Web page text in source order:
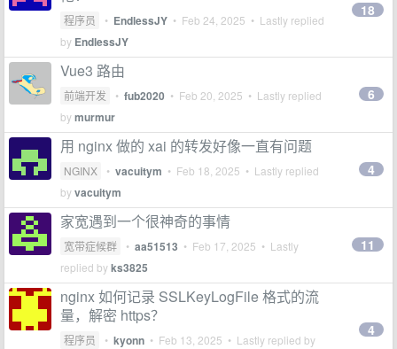
程序员 • EndlessJY • Feb 24, 2025 • Lastly replied
by EndlessJY
18
Vue3 路由
前端开发 • fub2020 • Feb 20, 2025 • Lastly replied
bymurmur
6
用 nginx 做的 xai 的转发好像一直有问题
NGINX • vacuitym • Feb 18, 2025 • Lastly replied
byvacuitym
4
家宽遇到一个很神奇的事情
宽带症候群 • aa51513 • Feb 17, 2025 • Lastly
replied byks3825
11
nginx 如何记录 SSLKeyLogFile 格式的流
量，解密 https？
程序员 • kyonn • Feb 13, 2025 • Lastly replied by
4